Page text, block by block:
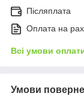
Післяплата
Оплата на
Всі умови
Умови